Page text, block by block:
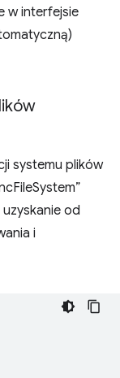
w interfejsie
systemu plików
od
i